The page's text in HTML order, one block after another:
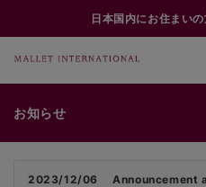
日本国内にお住まい
お知らせ
2023/12/06 Announcement